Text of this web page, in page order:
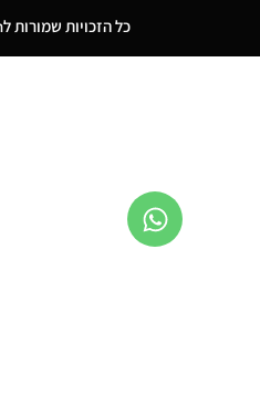
כל הזכויות שמורות לAnna Fashion ©